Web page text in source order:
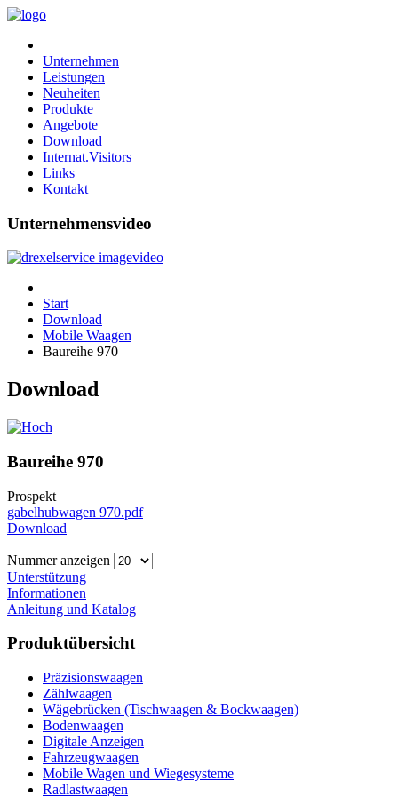
Unternehmen
Leistungen
Neuheiten
Produkte
Angebote
Download
Internat.Visitors
Links
Kontakt
Unternehmensvideo
Start
Download
Mobile Waagen
Baureihe 970
Download
Baureihe 970
Prospekt
gabelhubwagen 970.pdf
Download
Nummer anzeigen
Unterstützung
Informationen
Anleitung und Katalog
Produktübersicht
Präzisionswaagen
Zählwaagen
Wägebrücken (Tischwaagen & Bockwaagen)
Bodenwaagen
Digitale Anzeigen
Fahrzeugwaagen
Mobile Wagen und Wiegesysteme
Radlastwaagen